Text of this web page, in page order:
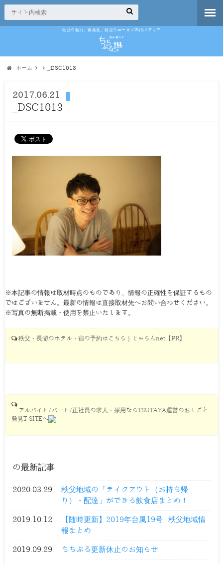
秩父の魅力、再発見。秩父のローカルWebメディア
ホーム _DSC1013
2017.06.21
_DSC1013
※本記事の情報は取材時点のものであり、情報の正確性を保証するもの
ではございません。最新の情報は直接取材先へお問い合わせください。
※写真の無断掲載・使用を禁止いたします。
秩父・長瀞のホテル・宿の予約はこちら｜じゃらんnet【PR】
アルバイト/パート/正社員の求人・採用ならTSUTAYA運営のおしごと
発見T-SITEへ
の最新記事
2020.03.29
秩父地域の「テイクアウト（お持ち帰
り）・配達」ができる飲食店まとめ！
2019.10.12
【随時更新】2019年台風19号 秩父地域情
報まとめ
2019.09.29 ちちぶる更新休止のお知らせ